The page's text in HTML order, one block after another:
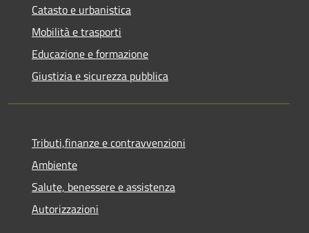
Catasto e urbanistica
Mobilità e trasporti
Educazione e formazione
Giustizia e sicurezza pubblica
Tributi,finanze e contravvenzioni
Ambiente
Salute, benessere e assistenza
Autorizzazioni